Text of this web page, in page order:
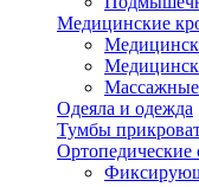
Медицинские
Одеяла и одежда
Тумбы
Ортопедические